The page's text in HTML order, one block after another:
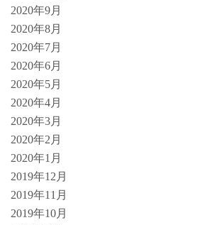
2020年9月
2020年8月
2020年7月
2020年6月
2020年5月
2020年4月
2020年3月
2020年2月
2020年1月
2019年12月
2019年11月
2019年10月